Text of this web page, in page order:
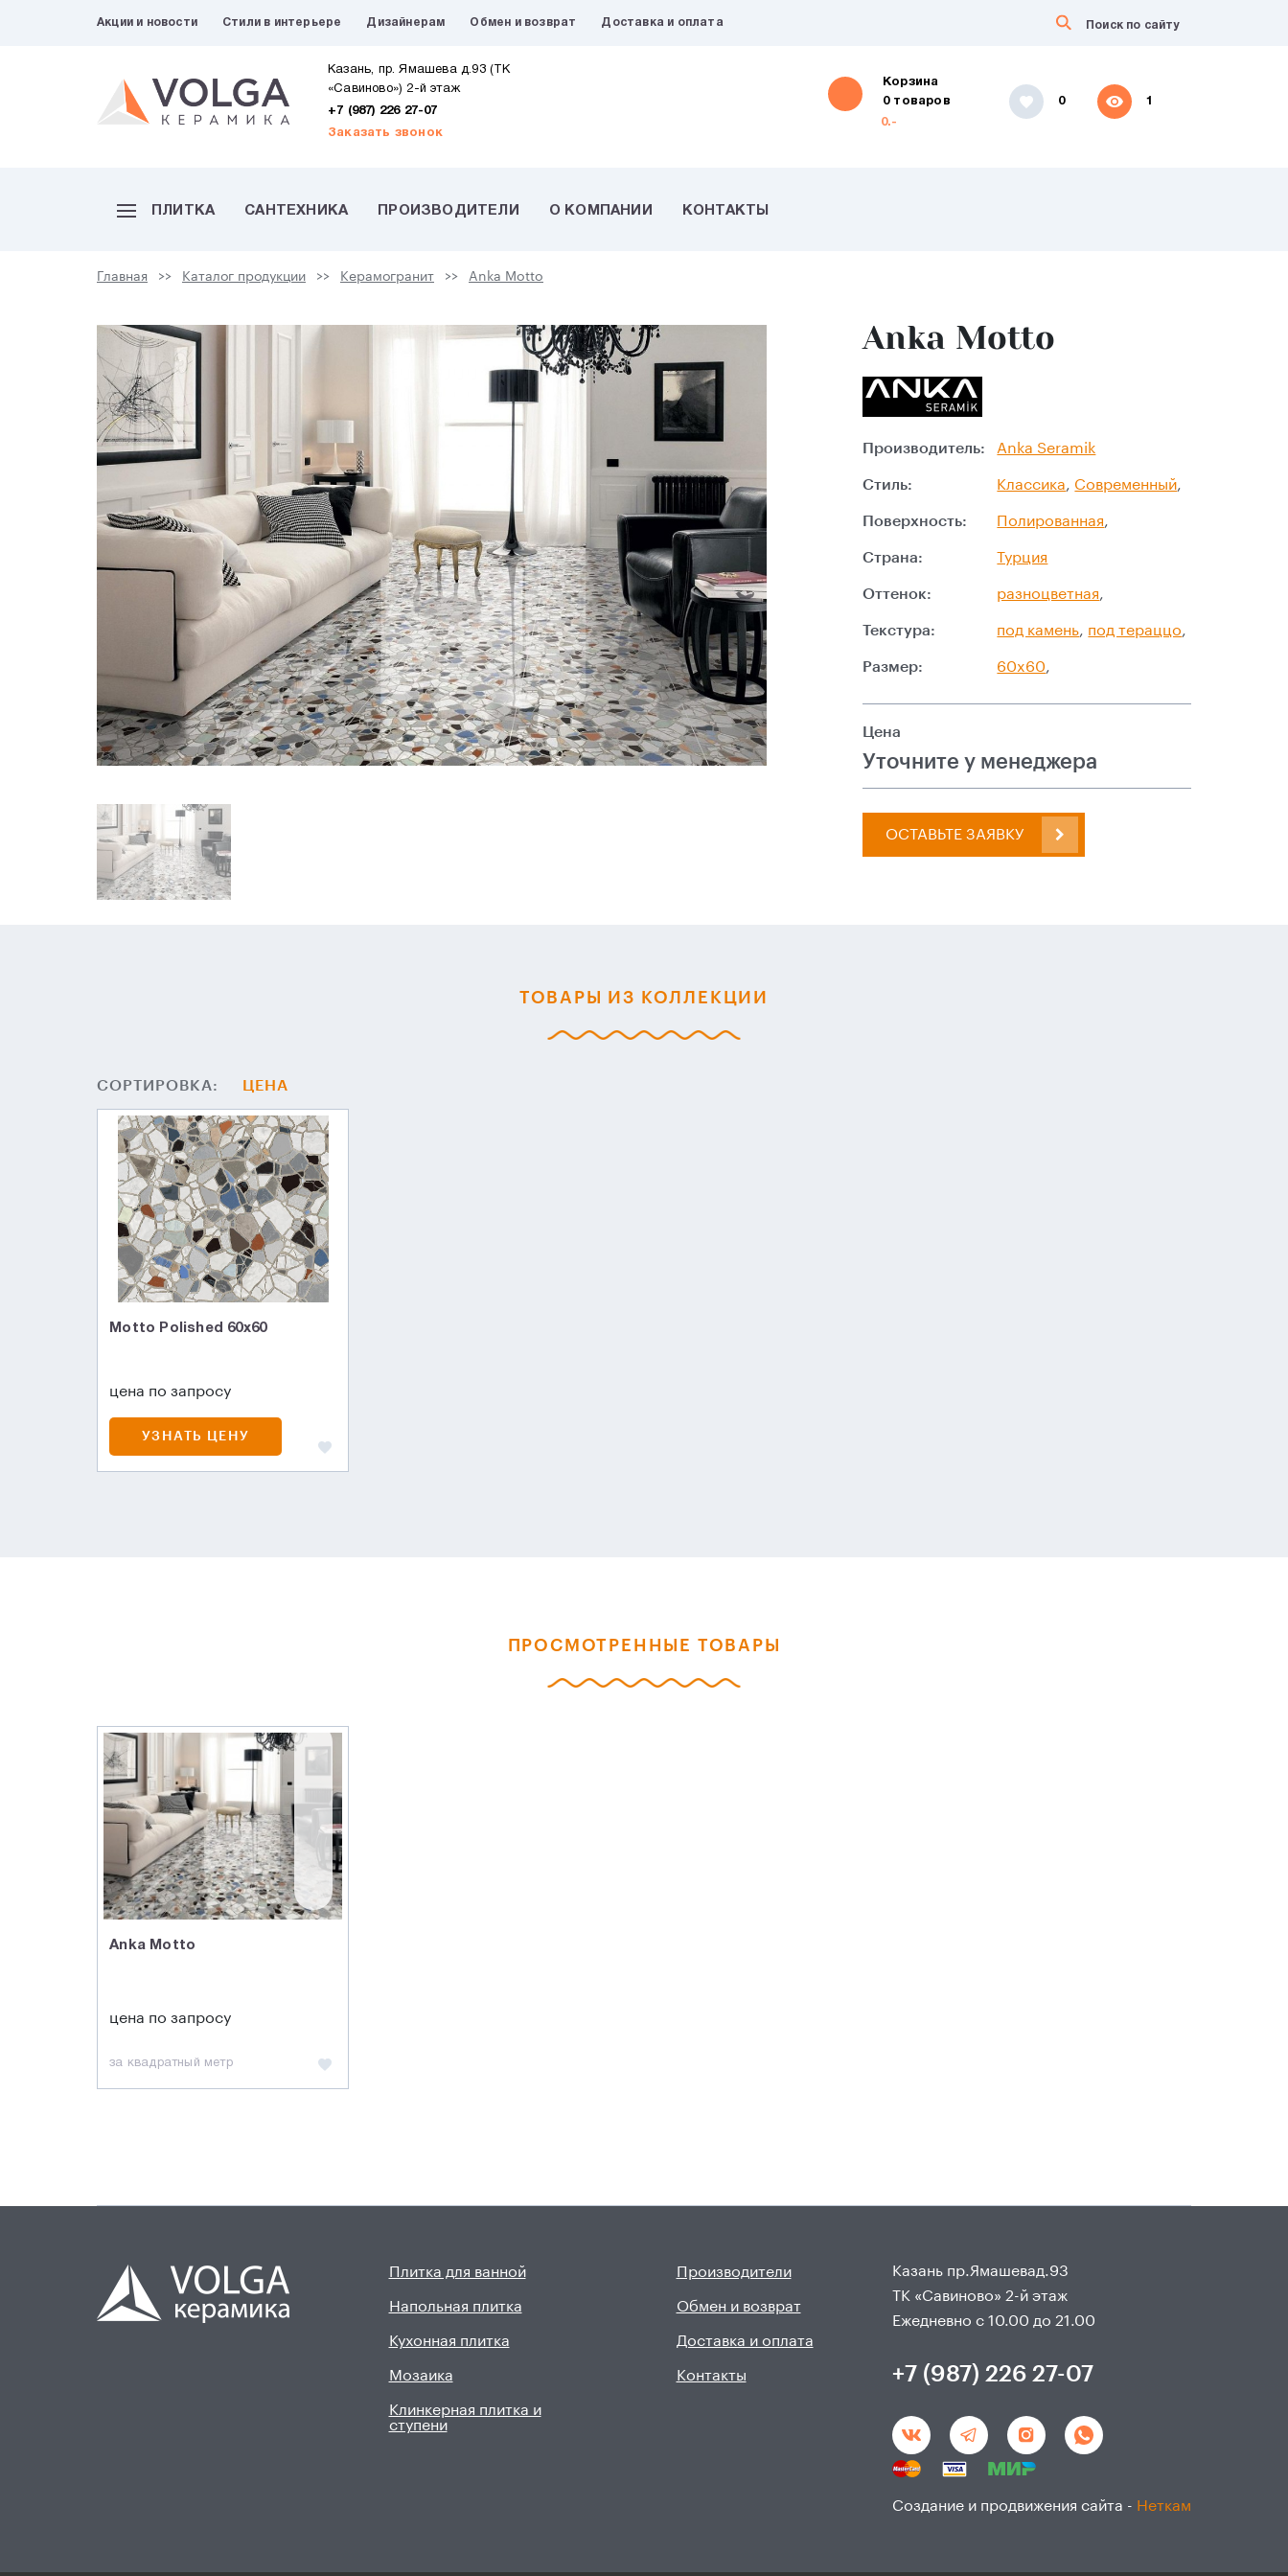
Акции и новости Стили в интерьере Дизайнерам Обмен и возврат Доставка и оплата
Казань, пр. Ямашева д.93 (ТК
«Савиново») 2-й этаж
+7 (987) 226 27-07
Заказать звонок
Корзина
0 товаров
0.-
0 1
ПЛИТКА САНТЕХНИКА ПРОИЗВОДИТЕЛИ О КОМПАНИИ КОНТАКТЫ
Главная Каталог продукции Керамогранит Anka Motto
Anka Motto
Производитель: Anka Seramik
Стиль: Классика, Современный,
Поверхность: Полированная,
Страна: Турция
Оттенок: разноцветная,
Текстура: под камень, под тераццо,
Размер: 60x60,
Цена
Уточните у менеджера
ОСТАВЬТЕ ЗАЯВКУ
ТОВАРЫ ИЗ КОЛЛЕКЦИИ
СОРТИРОВКА: ЦЕНА
Motto Polished 60x60
цена по запросу
УЗНАТЬ ЦЕНУ
ПРОСМОТРЕННЫЕ ТОВАРЫ
Anka Motto
цена по запросу
за квадратный метр
Плитка для ванной
Напольная плитка
Кухонная плитка
Мозаика
Клинкерная плитка и
ступени
Производители
Обмен и возврат
Доставка и оплата
Контакты
Казань пр.Ямашевад.93
ТК «Савиново» 2-й этаж
Ежедневно с 10.00 до 21.00
+7 (987) 226 27-07
Создание и продвижения сайта - Неткам